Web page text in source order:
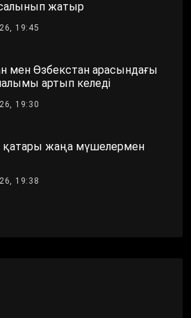
жатыр
19:45
мен Өзбекстан арасындағы
артып келеді
19:30
қатары жаңа мүшелермен
19:38